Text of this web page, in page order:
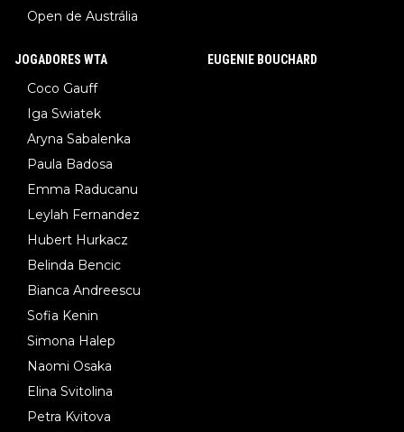
Open de Austrália
JOGADORES WTA
Coco Gauff
Iga Swiatek
Aryna Sabalenka
Paula Badosa
Emma Raducanu
Leylah Fernandez
Hubert Hurkacz
Belinda Bencic
Bianca Andreescu
Sofia Kenin
Simona Halep
Naomi Osaka
Elina Svitolina
Petra Kvitova
EUGENIE BOUCHARD